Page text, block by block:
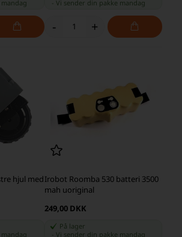
mandag Vi sender din pakke mandag
- +
hjul med
mandag
Irobot Roomba 530 batteri 3500
mah uoriginal
249,00 DKK
På lager
Vi sender din pakke mandag